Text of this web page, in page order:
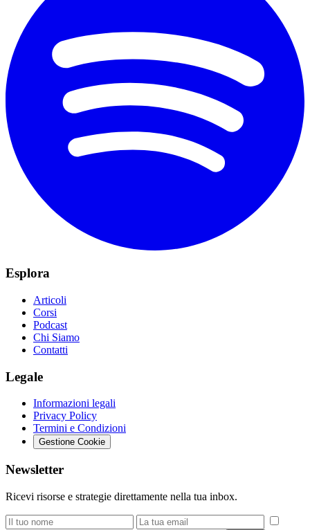
Esplora
Articoli
Corsi
Podcast
Chi Siamo
Contatti
Legale
Informazioni legali
Privacy Policy
Termini e Condizioni
Gestione Cookie
Newsletter
Ricevi risorse e strategie direttamente nella tua inbox.